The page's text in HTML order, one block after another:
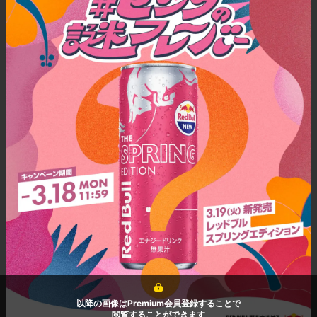
以降の画像はPremium会員登録することで
閲覧することができます